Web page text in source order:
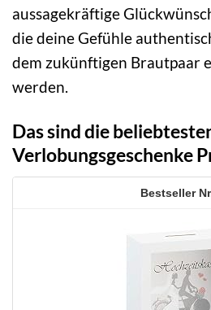
aussagekräftige
die deine Gefühle
dem zukünftigen Brautpaar
werden.
Das sind die
Verlobungsgeschenke